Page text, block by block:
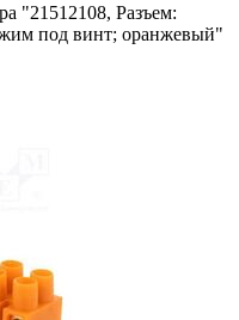
"21512108, Разъем:
под винт; оранжевый"